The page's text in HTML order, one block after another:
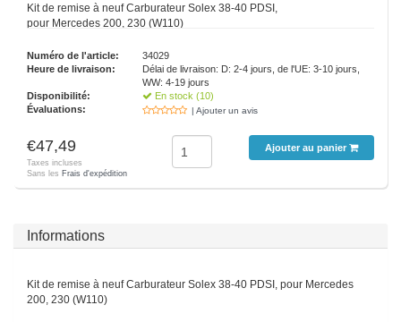
Kit de remise à neuf Carburateur Solex 38-40 PDSI,
pour Mercedes 200, 230 (W110)
Numéro de l'article:
34029
Heure de livraison:
Délai de livraison: D: 2-4 jours, de l'UE: 3-10 jours,
WW: 4-19 jours
Disponibilité:
En stock (10)
Évaluations:
| Ajouter un avis
€47,49
Taxes incluses
Sans les Frais d'expédition
Ajouter au panier
Informations
Kit de remise à neuf Carburateur Solex 38-40 PDSI, pour Mercedes
200, 230 (W110)